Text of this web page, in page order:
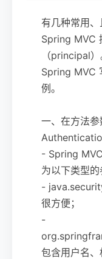
有几种常用
Spring MVC
（principal
Spring MVC
例。
一、在方法
- Spring
为以下类型的
-
很方便；
-
包含用户名